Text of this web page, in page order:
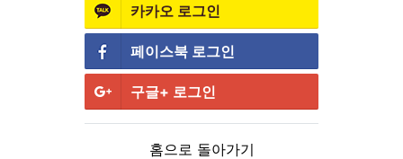
카카오 로그인
페이스북 로그인
구글+ 로그인
홈으로 돌아가기